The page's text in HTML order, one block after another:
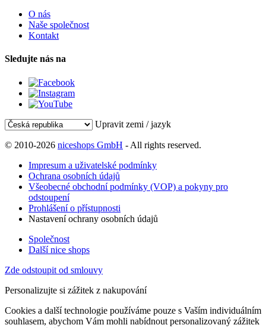
O nás
Naše společnost
Kontakt
Sledujte nás na
Upravit zemi / jazyk
© 2010-2026 niceshops GmbH - All rights reserved.
Impresum a uživatelské podmínky
Ochrana osobních údajů
Všeobecné obchodní podmínky (VOP) a pokyny pro
odstoupení
Prohlášení o přístupnosti
Nastavení ochrany osobních údajů
Společnost
Další nice shops
Zde odstoupit od smlouvy
Personalizujte si zážitek z nakupování
Cookies a další technologie používáme pouze s Vaším individuálním
souhlasem, abychom Vám mohli nabídnout personalizovaný zážitek